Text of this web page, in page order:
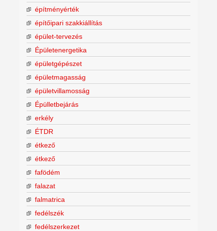
építményérték
építőipari szakkiállítás
épület-tervezés
Épületenergetika
épületgépészet
épületmagasság
épületvillamosság
Épülletbejárás
erkély
ÉTDR
étkező
étkező
fafödém
falazat
falmatrica
fedélszék
fedélszerkezet